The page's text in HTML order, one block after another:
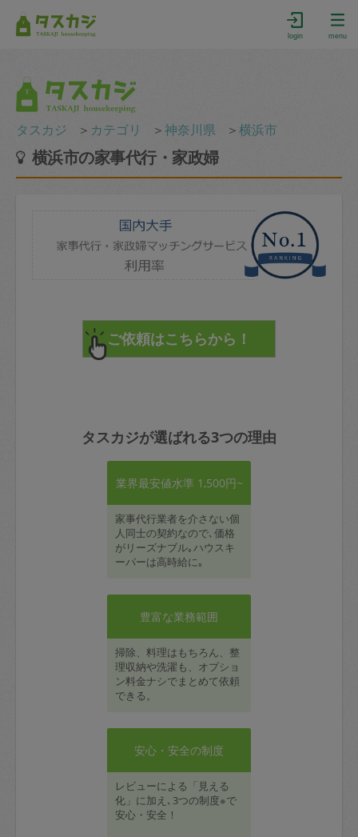
login menu
タスカジ ＞ カテゴリ ＞神奈川県 ＞横浜市
横浜市の家事代行・家政婦
タスカジが選ばれる3つの理由
業界最安値水準 1,500円~
家事代行業者を介さない個
人同士の契約なので､価格
がリーズナブル｡ハウスキ
ーパーは高時給に｡
豊富な業務範囲
掃除、料理はもちろん、整
理収納や洗濯も、オプショ
ン料金ナシでまとめて依頼
できる。
安心・安全の制度
レビューによる「見える
化」に加え､3つの制度※で
安心・安全！